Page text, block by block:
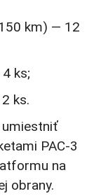
km) — 12
ks;
ks.
umiestniť
PAC-3
na
obrany.